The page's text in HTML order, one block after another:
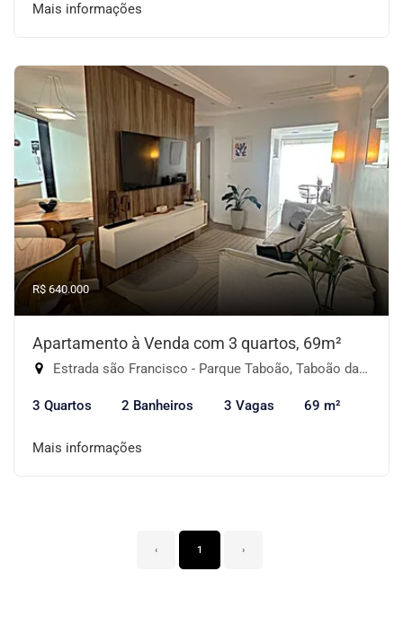
Mais informações
R$ 640.000
Apartamento à Venda com 3 quartos, 69m²
Estrada são Francisco - Parque Taboão, Taboão da Serra-SP
3 Quartos 2 Banheiros 3 Vagas 69 m²
Mais informações
‹ 1 ›